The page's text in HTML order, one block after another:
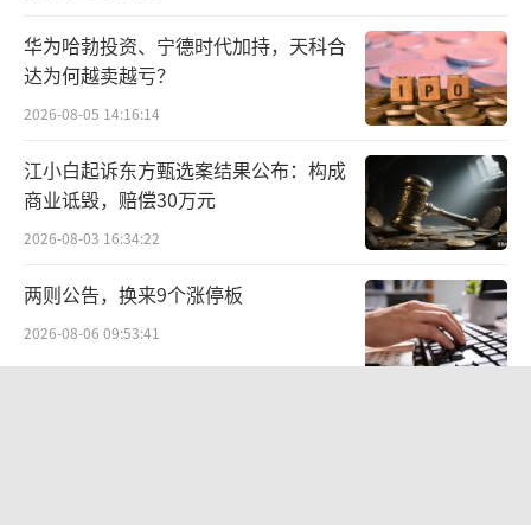
而在石药集团之前，长城资产曾有意联手
地方国资主导*ST景峰重整。5月8日，长城资产
刚与常德国资签署战略合作协议，数日之后的5
月21日，长城资管便提议公司主动申请重整之
事，并推荐拥有常德国资背景的张莉为非独立
最终，张莉进入董事会获公司股东大会表
决通过，但重整方案却遭遇反对。有观点认
华为哈勃投资、宁德时代加持，天科合
达为何越卖越亏？
2026-08-05 14:16:14
江小白起诉东方甄选案结果公布：构成
商业诋毁，赔偿30万元
2026-08-03 16:34:22
两则公告，换来9个涨停板
2026-08-06 09:53:41